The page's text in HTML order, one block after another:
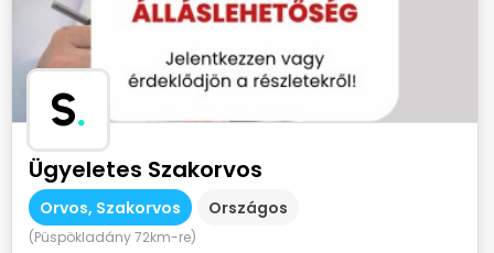
S.
Ügyeletes Szakorvos
Orvos, Szakorvos Országos
(Püspökladány 72km-re)